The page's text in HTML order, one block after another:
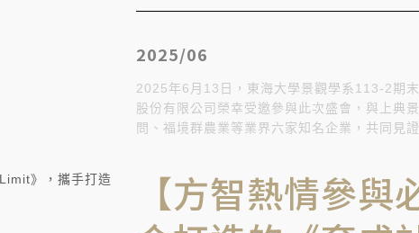
2025/06
2025年6月13日，東海大學景觀學系113-2期
股份有限公司榮幸受邀參與此次盛會，與上典
問、福境群農業等業界六家知名企業，共同見
【方智熱情參